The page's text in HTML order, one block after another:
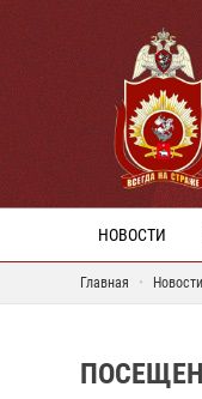
НОВОСТИ
Главная Новости